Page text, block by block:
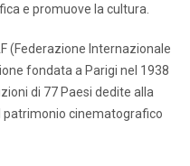
e promuove la cultura.
(Federazione Internazionale
fondata a Parigi nel 1938
di 77 Paesi dedite alla
cinematografico